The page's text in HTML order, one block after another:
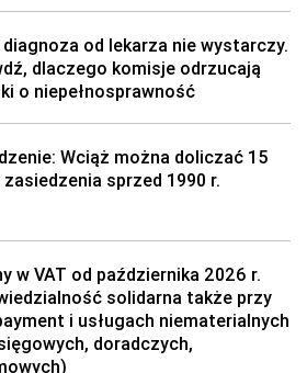
diagnoza od lekarza nie wystarczy.
dlaczego komisje odrzucają
o niepełnosprawność
Wciąż można doliczać 15
sprzed 1990 r.
w VAT od października 2026 r.
solidarna także przy
i usługach niematerialnych
doradczych,